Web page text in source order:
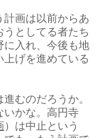
画は以前からあ
うとしてる者たち
に入れ、今後も地
げを進めている
むのだろうか。
いかな。高円寺
）は中止という